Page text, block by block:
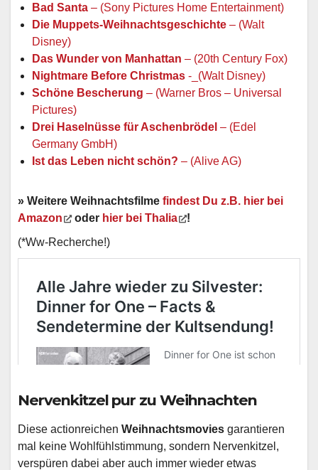
Bad Santa – (Sony Pictures Home Entertainment)
Die Muppets-Weihnachtsgeschichte – (Walt
Disney)
Das Wunder von Manhattan – (20th Century Fox)
Nightmare Before Christmas -_(Walt Disney)
Schöne Bescherung – (Warner Bros – Universal
Pictures)
Drei Haselnüsse für Aschenbrödel – (Edel
Germany GmbH)
Ist das Leben nicht schön? – (Alive AG)
» Weitere Weihnachtsfilme findest Du z.B. hier bei
Amazon
oder hier bei Thalia
!
(*Ww-Recherche!)
Nervenkitzel pur zu Weihnachten
Diese actionreichen Weihnachtsmovies garantieren
mal keine Wohlfühlstimmung, sondern Nervenkitzel,
verspüren dabei aber auch immer wieder etwas